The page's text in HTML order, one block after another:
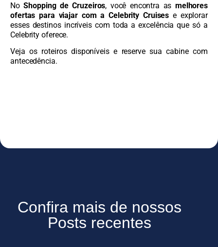
NoShopping de Cruzeiros, você encontra as melhores
ofertas para viajar com a Celebrity Cruises e explorar
esses destinos incríveis com toda a excelência que só a
Celebrity oferece.
Veja os roteiros disponíveis e reserve sua cabine com
antecedência.
Confira mais de nossos
Posts recentes